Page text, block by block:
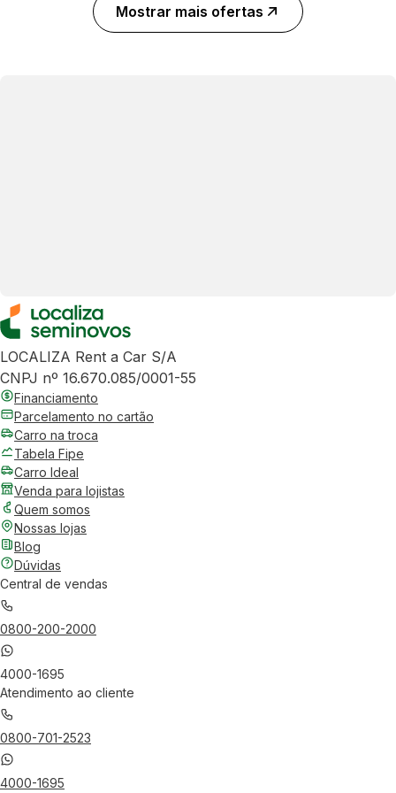
Mostrar mais ofertas
LOCALIZA Rent a Car S/A
CNPJ nº 16.670.085/0001-55
Financiamento
Parcelamento no cartão
Carro na troca
Tabela Fipe
Carro Ideal
Venda para lojistas
Quem somos
Nossas lojas
Blog
Dúvidas
Central de vendas
0800-200-2000
4000-1695
Atendimento ao cliente
0800-701-2523
4000-1695